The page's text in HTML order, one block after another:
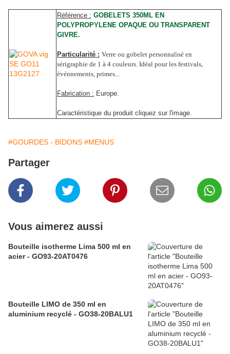
Référence : GOBELETS 350ML EN
POLYPROPYLENE OPAQUE OU TRANSPARENT
GIVRE.
Particularité : Verre ou gobelet personnalisé en
sérigraphie de 1 à 4 couleurs. Idéal pour les festivals,
événnements, primes...
Fabrication : Europe.
Caractéristique du produit cliquez sur l'image.
#GOURDES - BIDONS #MENUS
Partager
Vous aimerez aussi
Bouteille isotherme Lima 500 ml en
acier - GO93-20AT0476
Bouteille LIMO de 350 ml en
aluminium recyclé - GO38-20BALU1